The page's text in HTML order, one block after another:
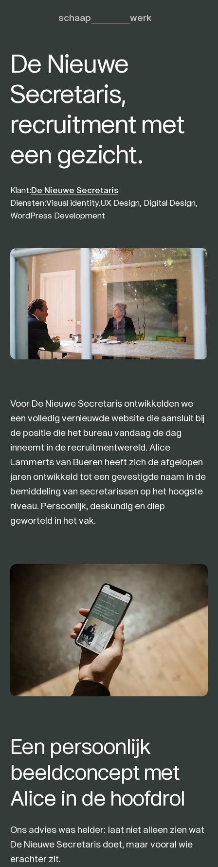
schaap werk
De Nieuwe
Secretaris,
recruitment met
een gezicht.
Klant:De Nieuwe Secretaris
Diensten:Visual identity,UX Design, Digital Design,
WordPress Development
Voor De Nieuwe Secretaris ontwikkelden we
een volledig vernieuwde website die aansluit bij
de positie die het bureau vandaag de dag
inneemt in de recruitmentwereld. Alice
Lammerts van Bueren heeft zich de afgelopen
jaren ontwikkeld tot een gevestigde naam in de
bemiddeling van secretarissen op het hoogste
niveau. Persoonlijk, deskundig en diep
geworteld in het vak.
Een persoonlijk
beeldconcept met
Alice in de hoofdrol
Ons advies was helder: laat niet alleen zien wat
De Nieuwe Secretaris doet, maar vooral wie
erachter zit.